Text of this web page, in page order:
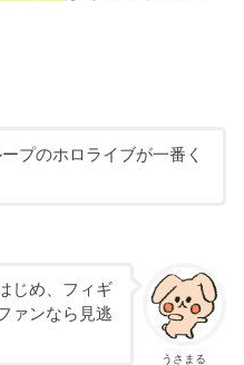
プのホロライブが一番く
うさまる
じめ、フィギ
ァンなら見逃